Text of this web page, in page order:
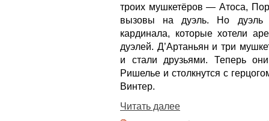
троих мушкетёров — Атоса,
вызовы на дуэль. Но дуэль
кардинала, которые хотели
дуэлей. Д’Артаньян и три
и стали друзьями. Теперь
Ришелье и столкнутся с
Винтер.
Читать далее